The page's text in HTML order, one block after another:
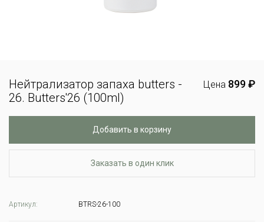
Нейтрализатор запаха butters -
26. Butters'26 (100ml)
Цена 899 ₽
Добавить в корзину
Заказать в один клик
Артикул: BTRS-26-100